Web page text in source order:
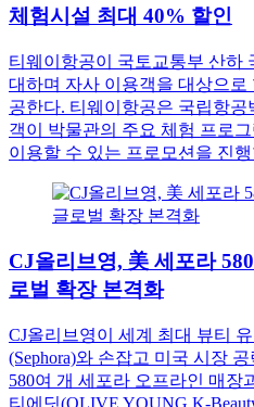
체험시설 최대 40% 할인
티웨이항공이 국토교통부 산하
대하며 자사 이용객을 대상으로
공한다. 티웨이항공은 국립항
객이 박물관의 주요 체험 프로
이용할 수 있는 프로모션을 진
CJ올리브영, 美 세포라
로벌 확장 본격화
CJ올리브영이 세계 최대 뷰티
(Sephora)와 손잡고 미국 시장
580여 개 세포라 오프라인 매장
티에딧(OLIVE YOUNG K-